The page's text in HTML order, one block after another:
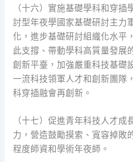
（十六）實施基礎學科和穿
討型年夜學國家基礎研討主力
化，進步基礎研討組織化水平
此支撐、帶動學科高質量發展
創新平臺，加強嚴重科技基礎
一流科技領軍人才和創新團隊
科穿插融會再創新。
（十七）促進青年科技人才
力，營造鼓勵摸索、寬容掉敗
程度師資和學術年夜師。